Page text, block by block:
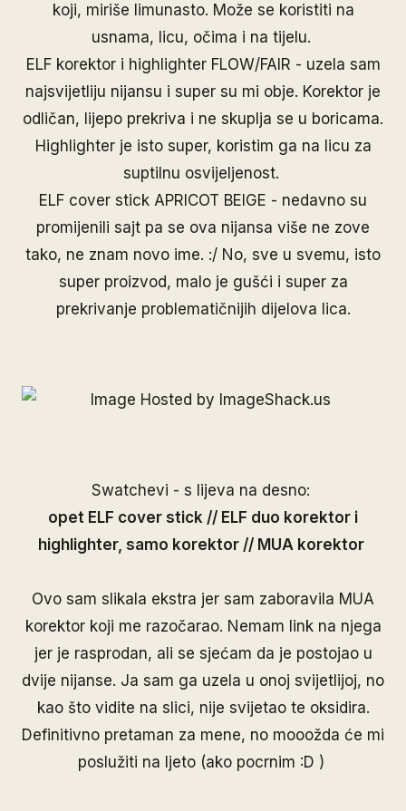
koji, miriše limunasto. Može se koristiti na
usnama, licu, očima i na tijelu.
ELF korektor i highlighter FLOW/FAIR - uzela sam
najsvijetliju nijansu i super su mi obje. Korektor je
odličan, lijepo prekriva i ne skuplja se u boricama.
Highlighter je isto super, koristim ga na licu za
suptilnu osvijeljenost.
ELF cover stick APRICOT BEIGE - nedavno su
promijenili sajt pa se ova nijansa više ne zove
tako, ne znam novo ime. :/ No, sve u svemu, isto
super proizvod, malo je gušći i super za
prekrivanje problematičnijih dijelova lica.
Swatchevi - s lijeva na desno:
opet ELF cover stick // ELF duo korektor i
highlighter, samo korektor // MUA korektor
Ovo sam slikala ekstra jer sam zaboravila MUA
korektor koji me razočarao. Nemam link na njega
jer je rasprodan, ali se sjećam da je postojao u
dvije nijanse. Ja sam ga uzela u onoj svijetlijoj, no
kao što vidite na slici, nije svijetao te oksidira.
Definitivno pretaman za mene, no mooožda će mi
poslužiti na ljeto (ako pocrnim :D )